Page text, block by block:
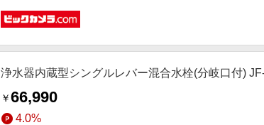
浄水器内蔵型シングルレバー混合水栓(分岐口付)
￥66,990
4.0%